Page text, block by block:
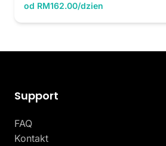
od RM162.00/dzien
Support
FAQ
Kontakt